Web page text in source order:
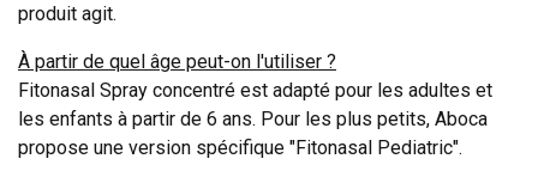
produit agit.
À partir de quel âge peut-on l'utiliser ?
Fitonasal Spray concentré est adapté pour les adultes et
les enfants à partir de 6 ans. Pour les plus petits, Aboca
propose une version spécifique "Fitonasal Pediatric".